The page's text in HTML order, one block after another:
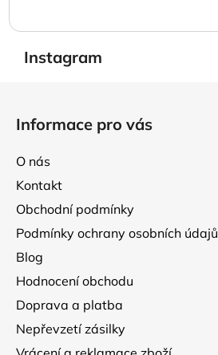
Instagram
Informace pro vás
O nás
Kontakt
Obchodní podmínky
Podmínky ochrany osobních údajů
Blog
Hodnocení obchodu
Doprava a platba
Nepřevzetí zásilky